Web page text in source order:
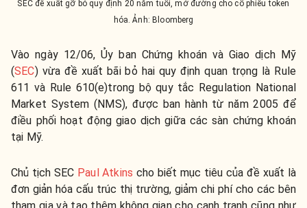
SEC đề xuất gỡ bỏ quy định 20 năm tuổi, mở đường cho cổ phiếu token
hóa. Ảnh: Bloomberg
Vào ngày 12/06, Ủy ban Chứng khoán và Giao dịch Mỹ
(SEC) vừa đề xuất bãi bỏ hai quy định quan trọng là Rule
611 và Rule 610(e)trong bộ quy tắc Regulation National
Market System (NMS), được ban hành từ năm 2005 để
điều phối hoạt động giao dịch giữa các sàn chứng khoán
tại Mỹ.
Chủ tịch SEC Paul Atkins cho biết mục tiêu của đề xuất là
đơn giản hóa cấu trúc thị trường, giảm chi phí cho các bên